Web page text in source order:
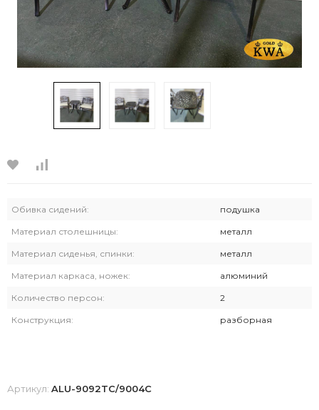
Обивка сидений: подушка
Материал столешницы: металл
Материал сиденья, спинки: металл
Материал каркаса, ножек: алюминий
Количество персон: 2
Конструкция: разборная
Артикул: ALU-9092TC/9004С